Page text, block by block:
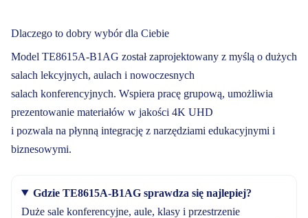
Dlaczego to dobry wybór dla Ciebie
Model TE8615A-B1AG został zaprojektowany z myślą o dużych
salach lekcyjnych, aulach i nowoczesnych
salach konferencyjnych. Wspiera pracę grupową, umożliwia
prezentowanie materiałów w jakości 4K UHD
i pozwala na płynną integrację z narzędziami edukacyjnymi i
biznesowymi.
Gdzie TE8615A-B1AG sprawdza się najlepiej?
Duże sale konferencyjne, aule, klasy i przestrzenie